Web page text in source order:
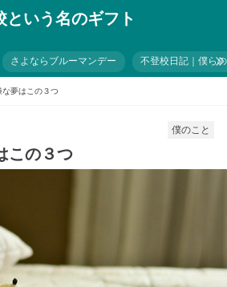
という名のギフト
さよならブルーマンデー 不登校日記｜僕ら
な夢はこの３つ
僕のこと
この３つ